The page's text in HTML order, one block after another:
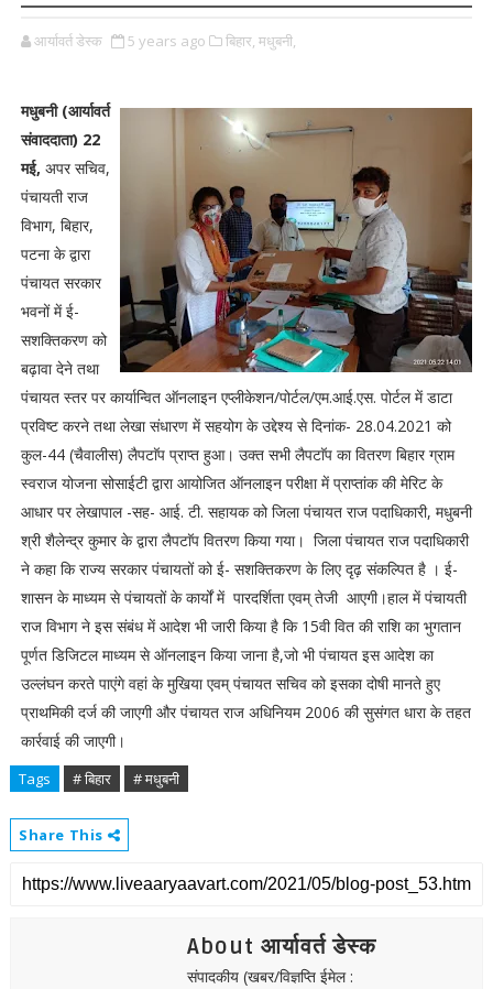
आर्यावर्त डेस्क 5 years ago बिहार, मधुबनी,
मधुबनी (आर्यावर्त
संवाददाता) 22
मई, अपर सचिव,
पंचायती राज
विभाग, बिहार,
पटना के द्वारा
पंचायत सरकार
भवनों में ई-
सशक्तिकरण को
बढ़ावा देने तथा
पंचायत स्तर पर कार्यान्वित ऑनलाइन एप्लीकेशन/पोर्टल/एम.आई.एस. पोर्टल में डाटा
प्रविष्ट करने तथा लेखा संधारण में सहयोग के उद्देश्य से दिनांक- 28.04.2021 को
कुल-44 (चैवालीस) लैपटाॅप प्राप्त हुआ। उक्त सभी लैपटाॅप का वितरण बिहार ग्राम
स्वराज योजना सोसाईटी द्वारा आयोजित ऑनलाइन परीक्षा में प्राप्तांक की मेरिट के
आधार पर लेखापाल -सह- आई. टी. सहायक को जिला पंचायत राज पदाधिकारी, मधुबनी
श्री शैलेन्द्र कुमार के द्वारा लैपटाॅप वितरण किया गया। जिला पंचायत राज पदाधिकारी
ने कहा कि राज्य सरकार पंचायतों को ई- सशक्तिकरण के लिए दृढ़ संकल्पित है । ई-
शासन के माध्यम से पंचायतों के कार्यों में पारदर्शिता एवम् तेजी आएगी।हाल में पंचायती
राज विभाग ने इस संबंध में आदेश भी जारी किया है कि 15वी वित की राशि का भुगतान
पूर्णत डिजिटल माध्यम से ऑनलाइन किया जाना है,जो भी पंचायत इस आदेश का
उल्लंघन करते पाएंगे वहां के मुखिया एवम् पंचायत सचिव को इसका दोषी मानते हुए
प्राथमिकी दर्ज की जाएगी और पंचायत राज अधिनियम 2006 की सुसंगत धारा के तहत
कार्रवाई की जाएगी।
Tags # बिहार # मधुबनी
Share This
About आर्यावर्त डेस्क
संपादकीय (खबर/विज्ञप्ति ईमेल :